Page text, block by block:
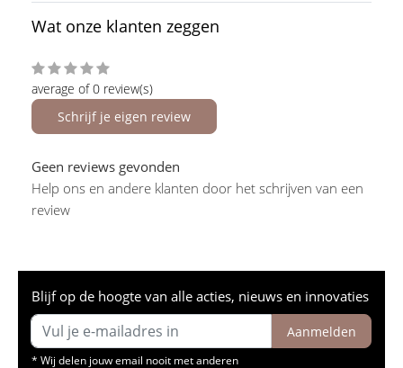
Wat onze klanten zeggen
average of 0 review(s)
Schrijf je eigen review
Geen reviews gevonden
Help ons en andere klanten door het schrijven van een
review
Blijf op de hoogte van alle acties, nieuws en innovaties
Aanmelden
* Wij delen jouw email nooit met anderen